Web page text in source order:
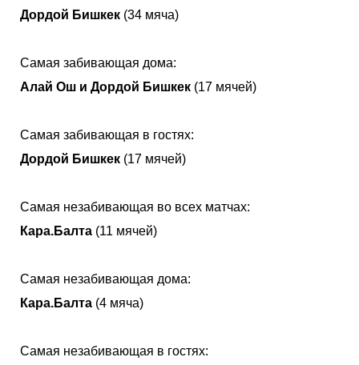
Дордой Бишкек (34 мяча)
Самая забивающая дома:
Алай Ош и Дордой Бишкек (17 мячей)
Самая забивающая в гостях:
Дордой Бишкек (17 мячей)
Самая незабивающая во всех матчах:
Кара.Балта (11 мячей)
Самая незабивающая дома:
Кара.Балта (4 мяча)
Самая незабивающая в гостях: